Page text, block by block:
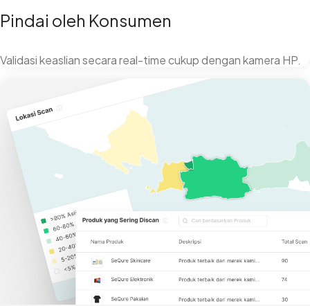
Pindai oleh Konsumen
Validasi keaslian secara real-time cukup dengan kamera HP.